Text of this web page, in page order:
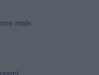
male